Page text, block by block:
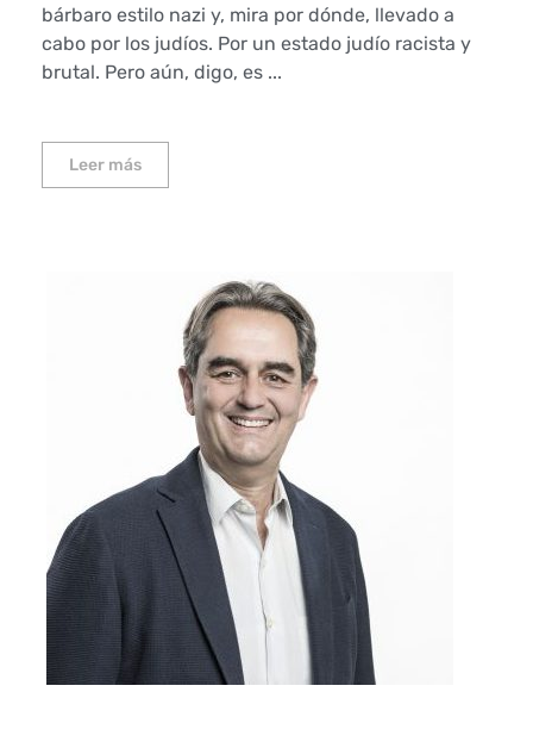
bárbaro estilo nazi y, mira por dónde, llevado a
cabo por los judíos. Por un estado judío racista y
brutal. Pero aún, digo, es ...
Leer más